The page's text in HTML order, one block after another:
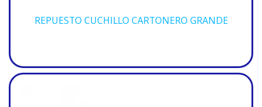
REPUESTO CUCHILLO CARTONERO GRANDE